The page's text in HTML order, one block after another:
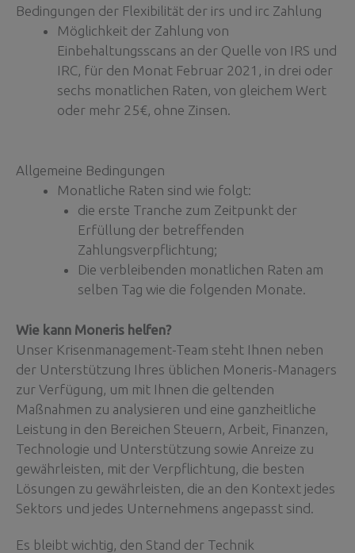
Bedingungen der Flexibilität der irs und irc Zahlung
Möglichkeit der Zahlung von
Einbehaltungsscans an der Quelle von IRS und
IRC, für den Monat Februar 2021, in drei oder
sechs monatlichen Raten, von gleichem Wert
oder mehr 25€, ohne Zinsen.
Allgemeine Bedingungen
Monatliche Raten sind wie folgt:
die erste Tranche zum Zeitpunkt der
Erfüllung der betreffenden
Zahlungsverpflichtung;
Die verbleibenden monatlichen Raten am
selben Tag wie die folgenden Monate.
Wie kann Moneris helfen?
Unser Krisenmanagement-Team steht Ihnen neben
der Unterstützung Ihres üblichen Moneris-Managers
zur Verfügung, um mit Ihnen die geltenden
Maßnahmen zu analysieren und eine ganzheitliche
Leistung in den Bereichen Steuern, Arbeit, Finanzen,
Technologie und Unterstützung sowie Anreize zu
gewährleisten, mit der Verpflichtung, die besten
Lösungen zu gewährleisten, die an den Kontext jedes
Sektors und jedes Unternehmens angepasst sind.
Es bleibt wichtig, den Stand der Technik